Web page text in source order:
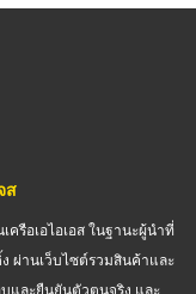
ส
รือเอไอเอส ในฐานะผู้นำที่
ผ่านเว็บไซต์รวมสินค้าและ
และยืนยันตัวตนจริง และ